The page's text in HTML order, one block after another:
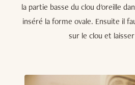
la partie basse du clou d'oreille
inséré la forme ovale. Ensuite il
sur le clou et